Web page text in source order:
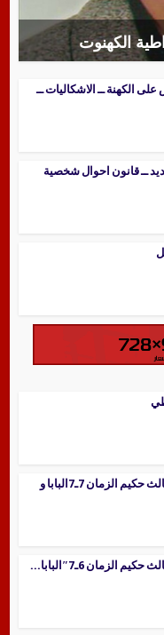
الكهنوت
الكهنة ــ الاشكاليات ــ
ــ قانون احوال شخصية
مئوية البابا شنودة الثالث حكيم الزمان 7ـ7البابا و
الزمان 6ـ7″البابا...